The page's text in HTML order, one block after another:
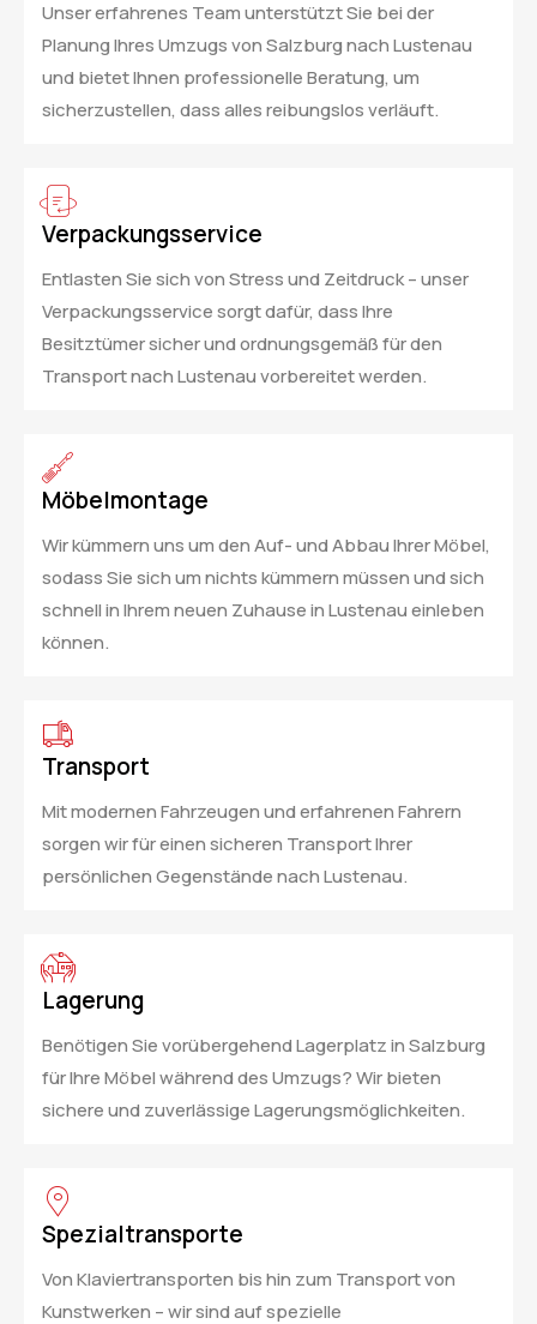
Unser erfahrenes Team unterstützt Sie bei der
Planung Ihres Umzugs von Salzburg nach Lustenau
und bietet Ihnen professionelle Beratung, um
sicherzustellen, dass alles reibungslos verläuft.
Verpackungsservice
Entlasten Sie sich von Stress und Zeitdruck – unser
Verpackungsservice sorgt dafür, dass Ihre
Besitztümer sicher und ordnungsgemäß für den
Transport nach Lustenau vorbereitet werden.
Möbelmontage
Wir kümmern uns um den Auf- und Abbau Ihrer Möbel,
sodass Sie sich um nichts kümmern müssen und sich
schnell in Ihrem neuen Zuhause in Lustenau einleben
können.
Transport
Mit modernen Fahrzeugen und erfahrenen Fahrern
sorgen wir für einen sicheren Transport Ihrer
persönlichen Gegenstände nach Lustenau.
Lagerung
Benötigen Sie vorübergehend Lagerplatz in Salzburg
für Ihre Möbel während des Umzugs? Wir bieten
sichere und zuverlässige Lagerungsmöglichkeiten.
Spezialtransporte
Von Klaviertransporten bis hin zum Transport von
Kunstwerken – wir sind auf spezielle